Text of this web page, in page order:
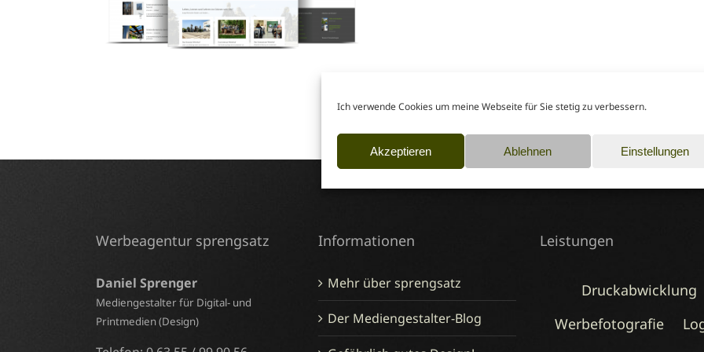
Ich verwende Cookies um meine Webseite für Sie stetig zu verbessern.
Akzeptieren Ablehnen Einstellungen
Werbeagentur sprengsatz
Daniel Sprenger
Mediengestalter für Digital- und
Printmedien (Design)
Informationen
Mehr über sprengsatz
Der Mediengestalter-Blog
Leistungen
Druckabwicklung
Werbefotografie